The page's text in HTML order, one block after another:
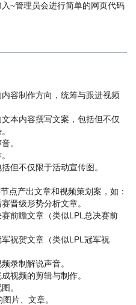
~管理员会进行简单的网页代码
容制作方向，统筹与跟进视频
本内容撰写文案，包括但不仅
。
但不仅限于活动宣传图。
点产出文章和视频策划案，如：
晋级形势分析文章。
前瞻文章（类似LPL总决赛前
祝贺文章（类似LPL冠军祝
录制解说声音。
视频的剪辑与制作。
。
片、文章。